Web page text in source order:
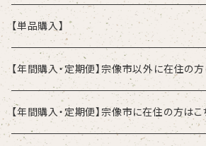
【単品購入】
2kg
5kg
【年間購入・定期便】宗像市以外に在住の方
2kgずつの発送ご希望の方
【年間購入・定期便】宗像市に在住の方はこ